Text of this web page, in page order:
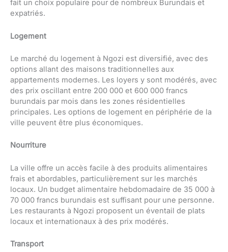
fait un choix populaire pour de nombreux Burundais et
expatriés.
Logement
Le marché du logement à Ngozi est diversifié, avec des
options allant des maisons traditionnelles aux
appartements modernes. Les loyers y sont modérés, avec
des prix oscillant entre 200 000 et 600 000 francs
burundais par mois dans les zones résidentielles
principales. Les options de logement en périphérie de la
ville peuvent être plus économiques.
Nourriture
La ville offre un accès facile à des produits alimentaires
frais et abordables, particulièrement sur les marchés
locaux. Un budget alimentaire hebdomadaire de 35 000 à
70 000 francs burundais est suffisant pour une personne.
Les restaurants à Ngozi proposent un éventail de plats
locaux et internationaux à des prix modérés.
Transport